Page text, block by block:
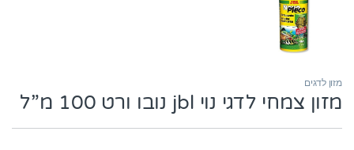
מזון לדגים
מזון צמחי לדגי נוי jbl נובו ורט 100 מ”ל